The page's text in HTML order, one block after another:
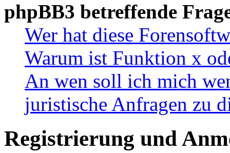
phpBB3 betreffende
Wer hat diese
Warum ist Funktion x
An wen soll ich mich
juristische Anfragen zu
Registrierung und